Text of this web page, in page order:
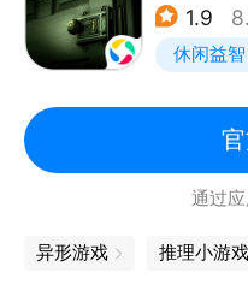
1.9
休闲益智
通过
异形游戏 推理小游戏